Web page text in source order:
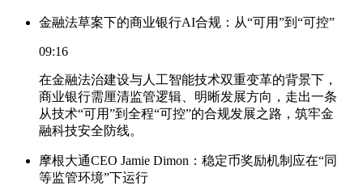
金融法草案下的商业银行AI合规：从“可用”到“可控”
09:16
在金融法治建设与人工智能技术双重变革的背景下，
商业银行需厘清监管逻辑、明晰发展方向，走出一条
从技术“可用”到全程“可控”的合规发展之路，筑牢金
融科技安全防线。
摩根大通CEO Jamie Dimon：稳定币奖励机制应在“同
等监管环境”下运行